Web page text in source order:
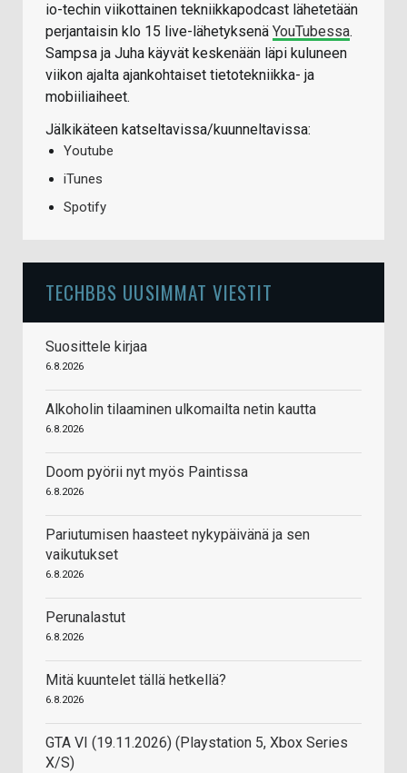
io-techin viikottainen tekniikkapodcast lähetetään
perjantaisin klo 15 live-lähetyksenä YouTubessa.
Sampsa ja Juha käyvät keskenään läpi kuluneen
viikon ajalta ajankohtaiset tietotekniikka- ja
mobiiliaiheet.
Jälkikäteen katseltavissa/kuunneltavissa:
Youtube
iTunes
Spotify
TECHBBS UUSIMMAT VIESTIT
Suosittele kirjaa
6.8.2026
Alkoholin tilaaminen ulkomailta netin kautta
6.8.2026
Doom pyörii nyt myös Paintissa
6.8.2026
Pariutumisen haasteet nykypäivänä ja sen
vaikutukset
6.8.2026
Perunalastut
6.8.2026
Mitä kuuntelet tällä hetkellä?
6.8.2026
GTA VI (19.11.2026) (Playstation 5, Xbox Series
X/S)